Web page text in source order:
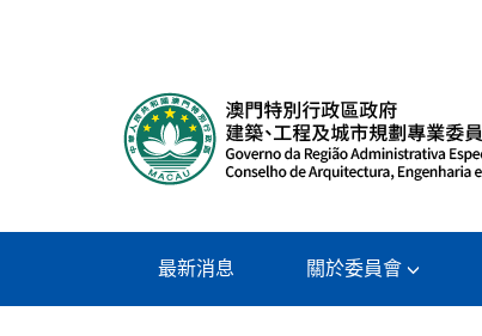
最新消息 關於委員會